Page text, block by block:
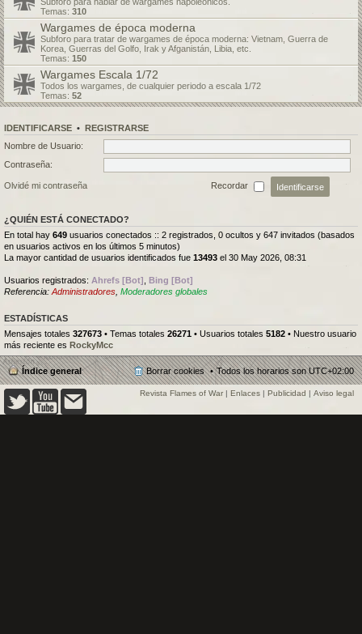
Temas: 310
Wargames de época moderna
Subforo para tratar de wargames de época moderna: Vietnam, Guerra de
Korea, Guerras del Golfo, Irak y Afganistán, Libia, etc.
Temas: 150
Wargames Escala 1/72
Todos los wargames, de cualquier periodo a escala 1/72
Temas: 52
IDENTIFICARSE • REGISTRARSE
Nombre de Usuario:
Contraseña:
Olvidé mi contraseña Recordar
¿QUIÉN ESTÁ CONECTADO?
En total hay 649 usuarios conectados :: 2 registrados, 0 ocultos y 647 invitados (basados
en usuarios activos en los últimos 5 minutos)
La mayor cantidad de usuarios identificados fue 13493 el 30 May 2026, 08:31
Usuarios registrados: Ahrefs [Bot]
Bing [Bot]
Referencia: Administradores Moderadores globales
ESTADÍSTICAS
Mensajes totales 327673 • Temas totales 26271 • Usuarios totales 5182 • Nuestro usuario
más reciente es RockyMcc
Índice general Todos los horarios sonUTC+02:00
Borrar cookies
Revista Flames of War | Enlaces | Publicidad | Aviso legal